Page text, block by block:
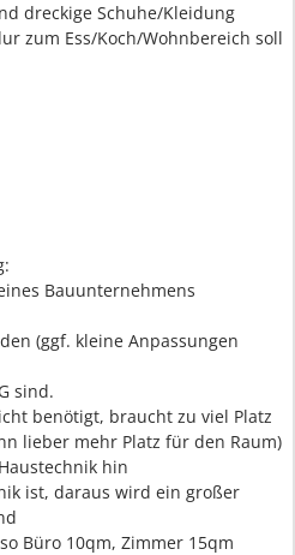
dreckige Schuhe/Kleidung
zum Ess/Koch/Wohnbereich soll
Bauunternehmens
(ggf. kleine Anpassungen
sind.
benötigt, braucht zu viel Platz
lieber mehr Platz für den Raum)
hin
ist, daraus wird ein großer
Büro 10qm, Zimmer 15qm